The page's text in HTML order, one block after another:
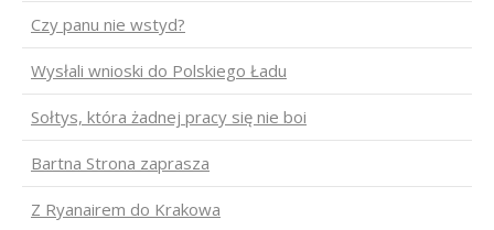
Czy panu nie wstyd?
Wysłali wnioski do Polskiego Ładu
Sołtys, która żadnej pracy się nie boi
Bartna Strona zaprasza
Z Ryanairem do Krakowa